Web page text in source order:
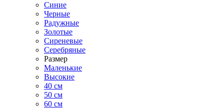
Синие
Черные
Радужные
Золотые
Сиреневые
Серебряные
Размер
Маленькие
Высокие
40 см
50 см
60 см